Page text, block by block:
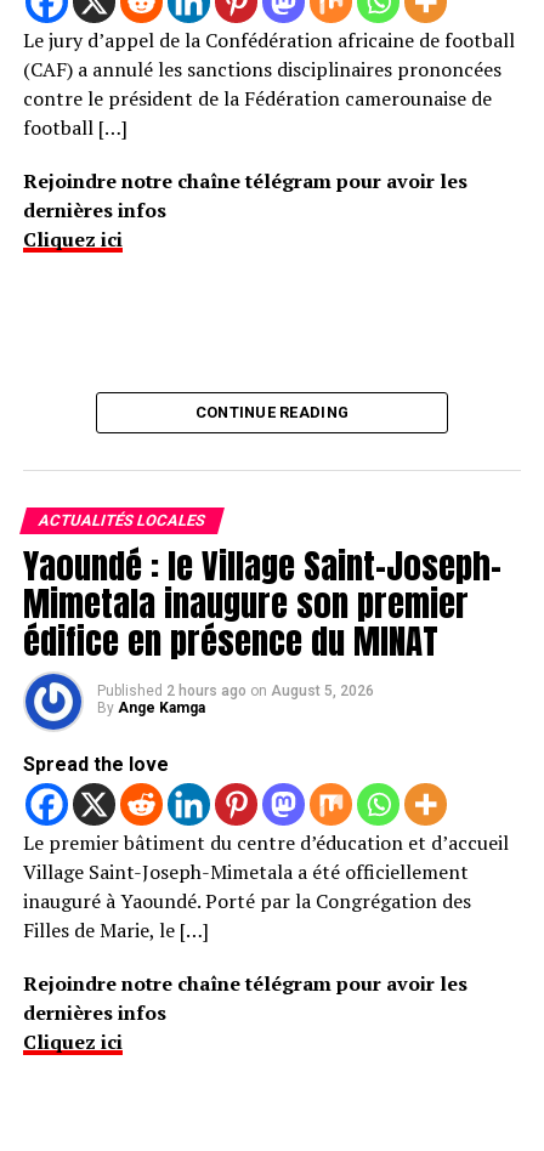
Le jury d’appel de la Confédération africaine de football
(CAF) a annulé les sanctions disciplinaires prononcées
contre le président de la Fédération camerounaise de
football […]
Rejoindre notre chaîne télégram pour avoir les
dernières infos
Cliquez ici
CONTINUE READING
ACTUALITÉS LOCALES
Yaoundé : le Village Saint-Joseph-
Mimetala inaugure son premier
édifice en présence du MINAT
Published 2 hours ago on August 5, 2026
By Ange Kamga
Spread the love
Le premier bâtiment du centre d’éducation et d’accueil
Village Saint-Joseph-Mimetala a été officiellement
inauguré à Yaoundé. Porté par la Congrégation des
Filles de Marie, le […]
Rejoindre notre chaîne télégram pour avoir les
dernières infos
Cliquez ici